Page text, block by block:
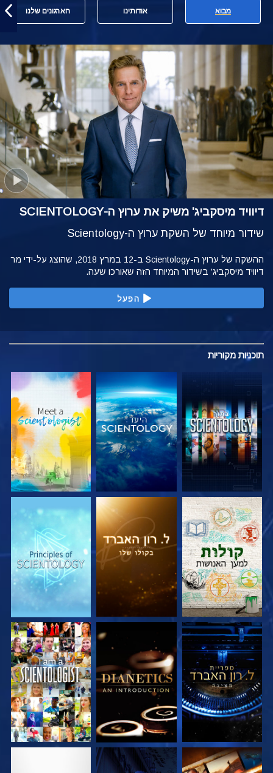
מבוא אודותינו הארגונים שלנו
דיוויד מיסקביג' משיק את ערוץ ה-SCIENTOLOGY
שידור מיוחד של השקת ערוץ ה-Scientology
ההשקה של ערוץ ה-Scientology ב-12 במרץ 2018, שהוצג על-ידי מר
דיוויד מיסקביג' בשידור המיוחד הזה שאורכו שעה.
הפעל
תוכניות מקוריות
בדוק את הסדרה בדוק את הסדרה בדוק את הסדרה
בדוק את הסדרה בדוק את הסדרה צפה